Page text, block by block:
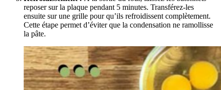
reposer sur la plaque pendant 5 minutes. Transférez-les
ensuite sur une grille pour qu’ils refroidissent complètement.
Cette étape permet d’éviter que la condensation ne ramollisse
la pâte.